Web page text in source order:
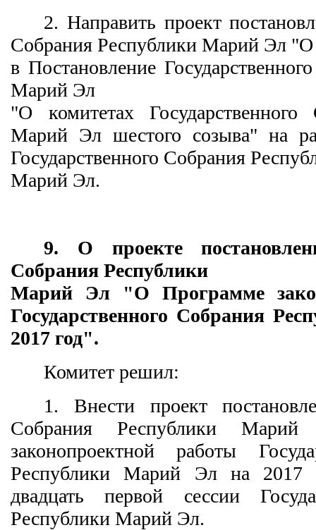
2. Направить проект
Собрания Республики Марий Эл "О
в Постановление
Марий Эл
"О комитетах Государственного
Марий Эл шестого созыва" на
Государственного Собрания
Марий Эл.
9. О проекте
Собрания Республики
Марий Эл "О Программе
Государственного Собрания
2017 год".
Комитет решил:
1. Внести проект
Собрания Республики
законопроектной работы
Республики Марий Эл на 2017
двадцать первой сессии
Республики Марий Эл.